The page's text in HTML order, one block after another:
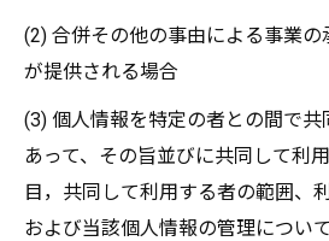
(2) 合併その他の事由による事業の
が提供される場合
(3) 個人情報を特定の者との間で
あって、その旨並びに共同して利
目，共同して利用する者の範囲、
および当該個人情報の管理につい